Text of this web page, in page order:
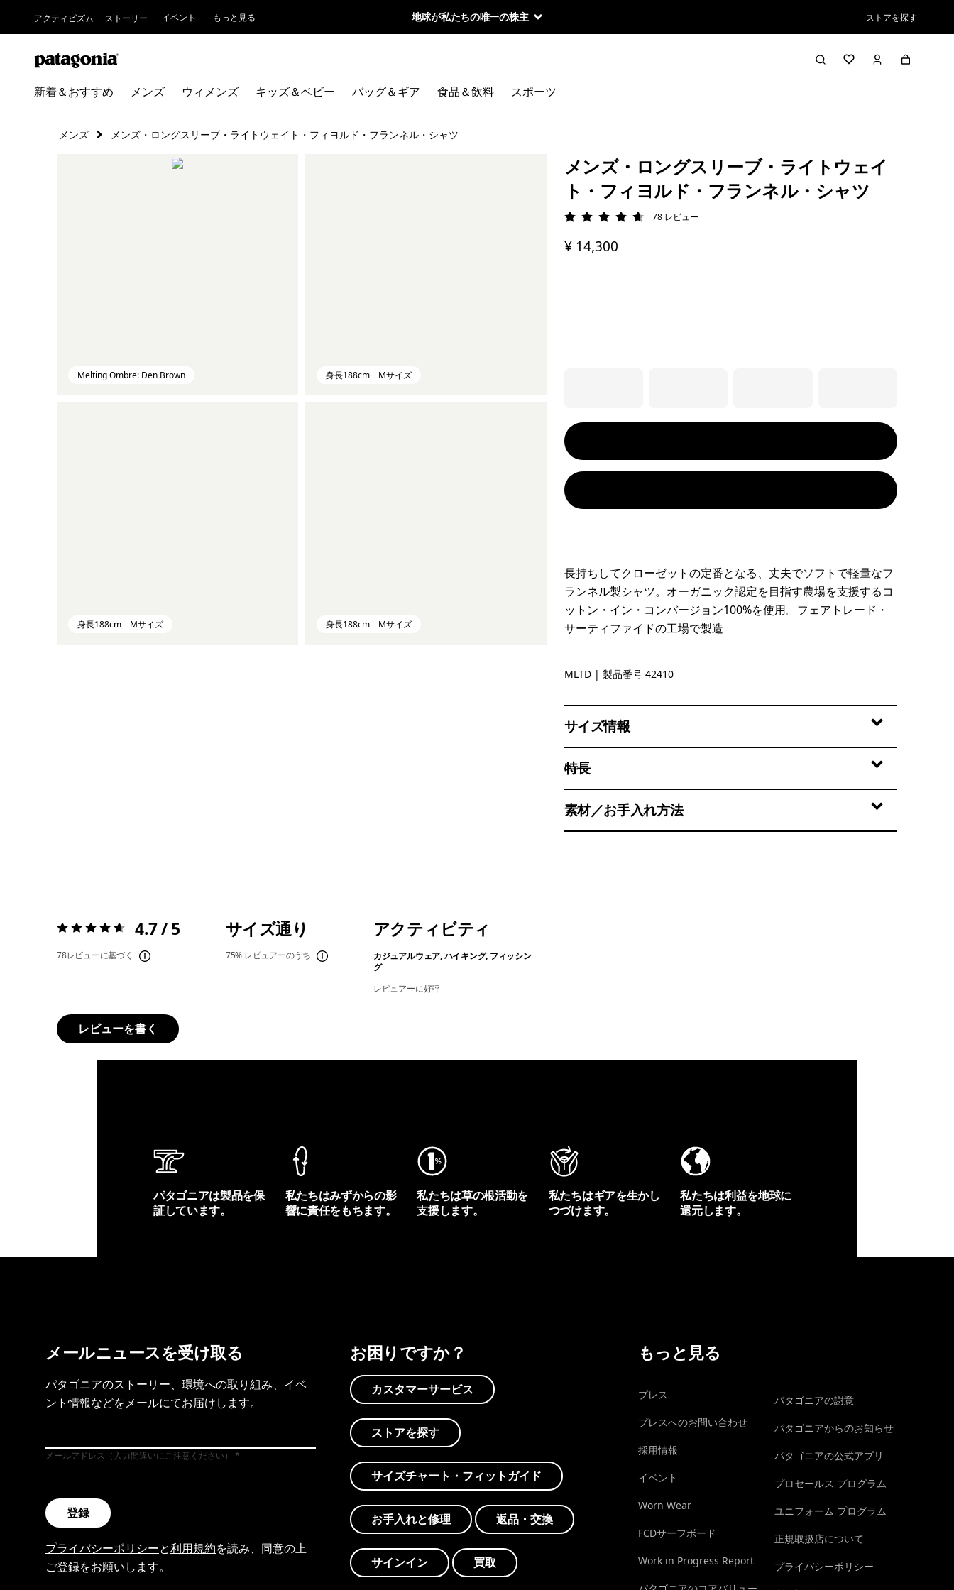
アクティビズム ストーリー イベント もっと見る 地球が私たちの唯一の株主 ストアを探す
新着＆おすすめ メンズ ウィメンズ キッズ＆ベビー バッグ＆ギア 食品＆飲料 スポーツ
メンズ メンズ・ロングスリーブ・ライトウェイト・フィヨルド・フランネル・シャツ
Melting Ombre: Den Brown 身長188cm Mサイズ
身長188cm Mサイズ 身長188cm Mサイズ
メンズ・ロングスリーブ・ライトウェイ
ト・フィヨルド・フランネル・シャツ
評価: 4.7 / 5
78 レビュー
¥ 14,300
長持ちしてクローゼットの定番となる、丈夫でソフトで軽量なフ
ランネル製シャツ。オーガニック認定を目指す農場を支援するコ
ットン・イン・コンバージョン100%を使用。フェアトレード・
サーティファイドの工場で製造
Melting Ombre: Den Brown
MLTD | 製品番号 42410
サイズ情報
特長
素材／お手入れ方法
評価:4.7 / 5 4.7 / 5
78レビューに基づく
サイズ通り
75% レビュアーのうち
アクティビティ
カジュアルウェア, ハイキング, フィッシン
グ
レビュアーに好評
レビューを書く
パタゴニアは製品を保
証しています。
私たちはみずからの影
響に責任をもちます。
私たちは草の根活動を
支援します。
私たちはギアを生かし
つづけます。
私たちは利益を地球に
還元します。
メールニュースを受け取る
パタゴニアのストーリー、環境への取り組み、イベ
ント情報などをメールにてお届けします。
メールアドレス（入力間違いにご注意ください）
登録
プライバシーポリシーと利用規約を読み、同意の上
ご登録をお願いします。
お困りですか？
カスタマーサービス
ストアを探す
サイズチャート・フィットガイド
お手入れと修理 返品・交換
サインイン 買取
もっと見る
プレス
プレスへのお問い合わせ
採用情報
イベント
Worn Wear
FCDサーフボード
Work in Progress Report
パタゴニアの謝意
パタゴニアからのお知らせ
パタゴニアの公式アプリ
プロセールス プログラム
ユニフォーム プログラム
正規取扱店について
プライバシーポリシー